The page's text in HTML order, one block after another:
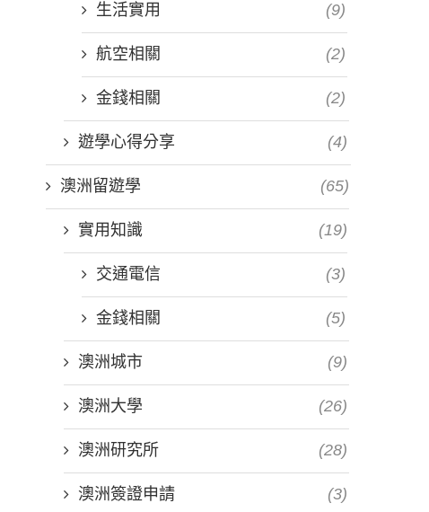
生活實用 (9)
航空相關 (2)
金錢相關 (2)
遊學心得分享 (4)
澳洲留遊學 (65)
實用知識 (19)
交通電信 (3)
金錢相關 (5)
澳洲城市 (9)
澳洲大學 (26)
澳洲研究所 (28)
澳洲簽證申請 (3)